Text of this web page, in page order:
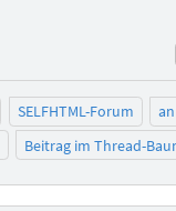
SELFHTML-Forum
Beitrag im Thread-